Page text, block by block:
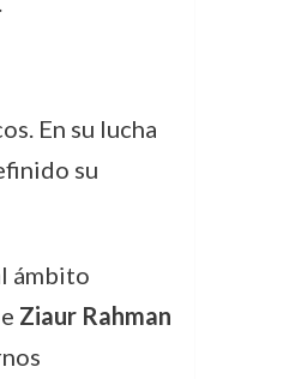
En su lucha
su
ámbito
Ziaur Rahman